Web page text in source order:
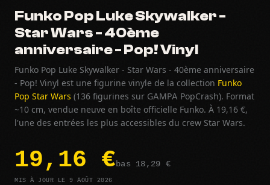
Funko Pop Luke Skywalker -
Star Wars - 40ème
anniversaire - Pop! Vinyl
Funko Pop Luke Skywalker - Star Wars - 40ème anniversaire
- Pop! Vinyl est une figurine vinyle de la collection Funko
Pop Star Wars (136 figurines sur GAMPA PopCrash). Format
~10 cm, vendue neuve en boîte officielle Funko. À 19,16 €,
l'une des entrées les plus accessibles du crew Star Wars.
19,16 €bas 18,29 €
MIS À JOUR LE 9 AOÛT 2026